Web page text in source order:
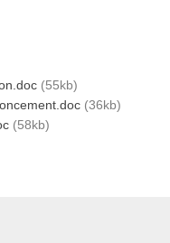
(55kb)
(36kb)
(58kb)